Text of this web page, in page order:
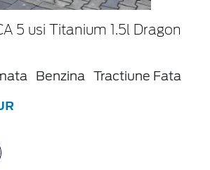
5 usi Titanium 1.5l Dragon
Benzina Tractiune Fata